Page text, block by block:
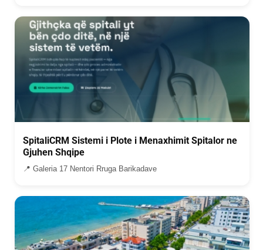
SpitaliCRM Sistemi i Plote i Menaxhimit Spitalor ne
Gjuhen Shqipe
📍 Galeria 17 Nentori Rruga Barikadave